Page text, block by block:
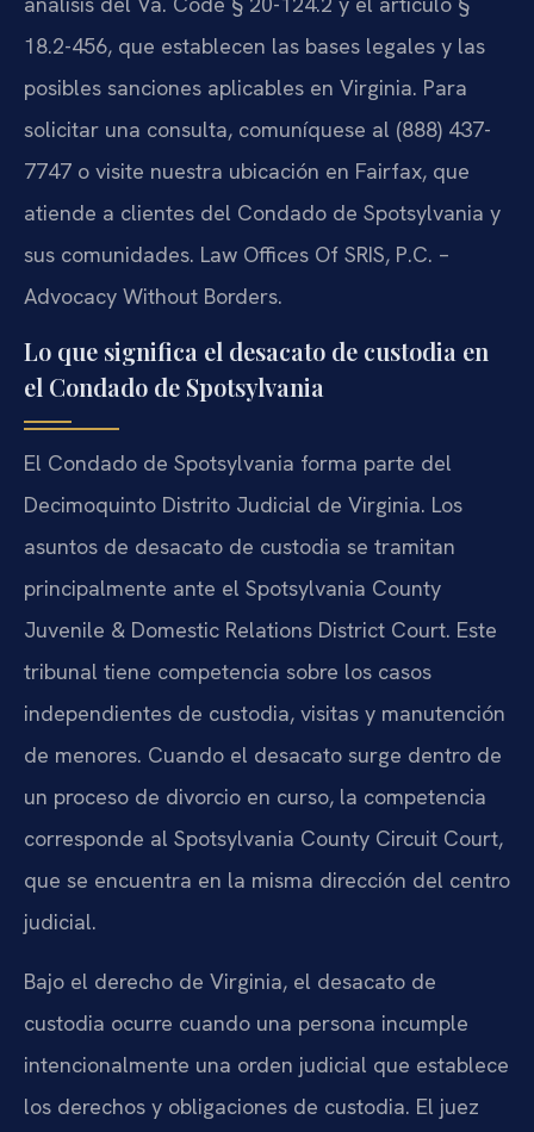
18.2-456, que establecen las bases legales y las
posibles sanciones aplicables en Virginia. Para
solicitar una consulta, comuníquese al (888) 437-
7747 o visite nuestra ubicación en Fairfax, que
atiende a clientes del Condado de Spotsylvania y
sus comunidades. Law Offices Of SRIS, P.C. –
Advocacy Without Borders.
Lo que significa el desacato de custodia en
el Condado de Spotsylvania
El Condado de Spotsylvania forma parte del
Decimoquinto Distrito Judicial de Virginia. Los
asuntos de desacato de custodia se tramitan
principalmente ante el Spotsylvania County
Juvenile & Domestic Relations District Court. Este
tribunal tiene competencia sobre los casos
independientes de custodia, visitas y manutención
de menores. Cuando el desacato surge dentro de
un proceso de divorcio en curso, la competencia
corresponde al Spotsylvania County Circuit Court,
que se encuentra en la misma dirección del centro
judicial.
Bajo el derecho de Virginia, el desacato de
custodia ocurre cuando una persona incumple
intencionalmente una orden judicial que establece
los derechos y obligaciones de custodia. El juez